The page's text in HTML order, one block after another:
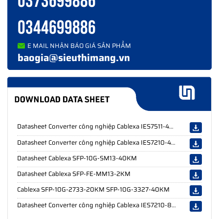
Hãng
Cablexa
Nhà
phân
phối
Uni System
Mã sản
phẩm
ODF 24FO
Loại
ODF ngoài trời (treo tường, lắp rack)
Số
cổng
Các loại
đầu nối
SC, LC, FC
Chất
liệu
Nhựa ABS, kim loại (tôn, sắt)
Màu
Trắng, ghi xám
Kích
4cm x 44cm x30 cm (Chiều cao x Chiều rộng
0344699886
E MAIL NHẬN BÁO GIÁ SẢN PHẨM
baogia@sieuthimang.vn
Datasheet Converter công nghiệp Cablexa IES7511-4GE2GF-CA
Datasheet Converter công nghiệp Cablexa IES7210-4GE2GF-CA
Datasheet Cablexa SFP-10G-SM13-40KM
Datasheet Cablexa SFP-FE-MM13-2KM
Cablexa SFP-10G-2733-20KM SFP-10G-3327-40KM
Datasheet Converter công nghiệp Cablexa IES7210-8GE2GF-CA